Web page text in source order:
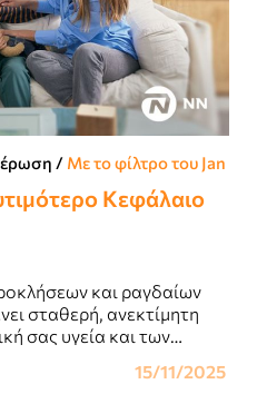
/ Με το φίλτρο του Jan
Κεφάλαιο
και ραγδαίων
σταθερή, ανεκτίμητη
σας υγεία και των
15/11/2025